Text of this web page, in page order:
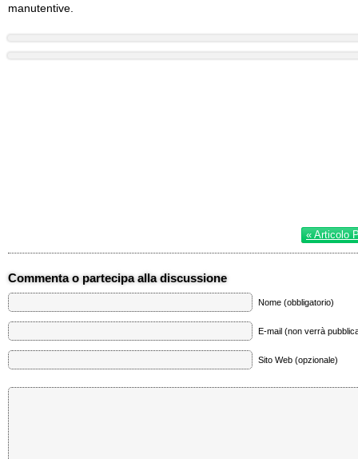
manutentive.
« Articolo
Commenta o partecipa alla discussione
Nome (obbligatorio)
E-mail (non verrà
Sito Web (opzionale)